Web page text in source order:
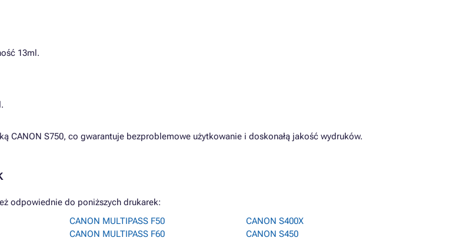
13ml.
CANON S750, co gwarantuje bezproblemowe użytkowanie i doskonałą jakość wydruków.
odpowiednie do poniższych drukarek:
CANON MULTIPASS F50
CANON MULTIPASS F60
CANON S400X
CANON S450